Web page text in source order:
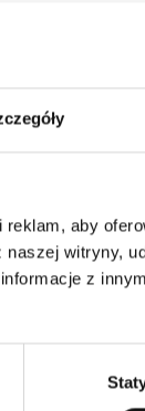
aby
witryny,
z